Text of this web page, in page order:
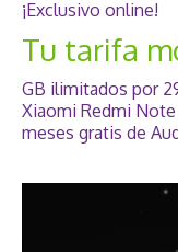
¡Exclusivo online!
Tu tarifa
GB ilimitados por
Xiaomi Redmi Note
meses gratis de